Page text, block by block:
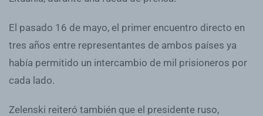
El pasado 16 de mayo, el primer encuentro directo en
tres años entre representantes de ambos países ya
había permitido un intercambio de mil prisioneros por
cada lado.
Zelenski reiteró también que el presidente ruso,